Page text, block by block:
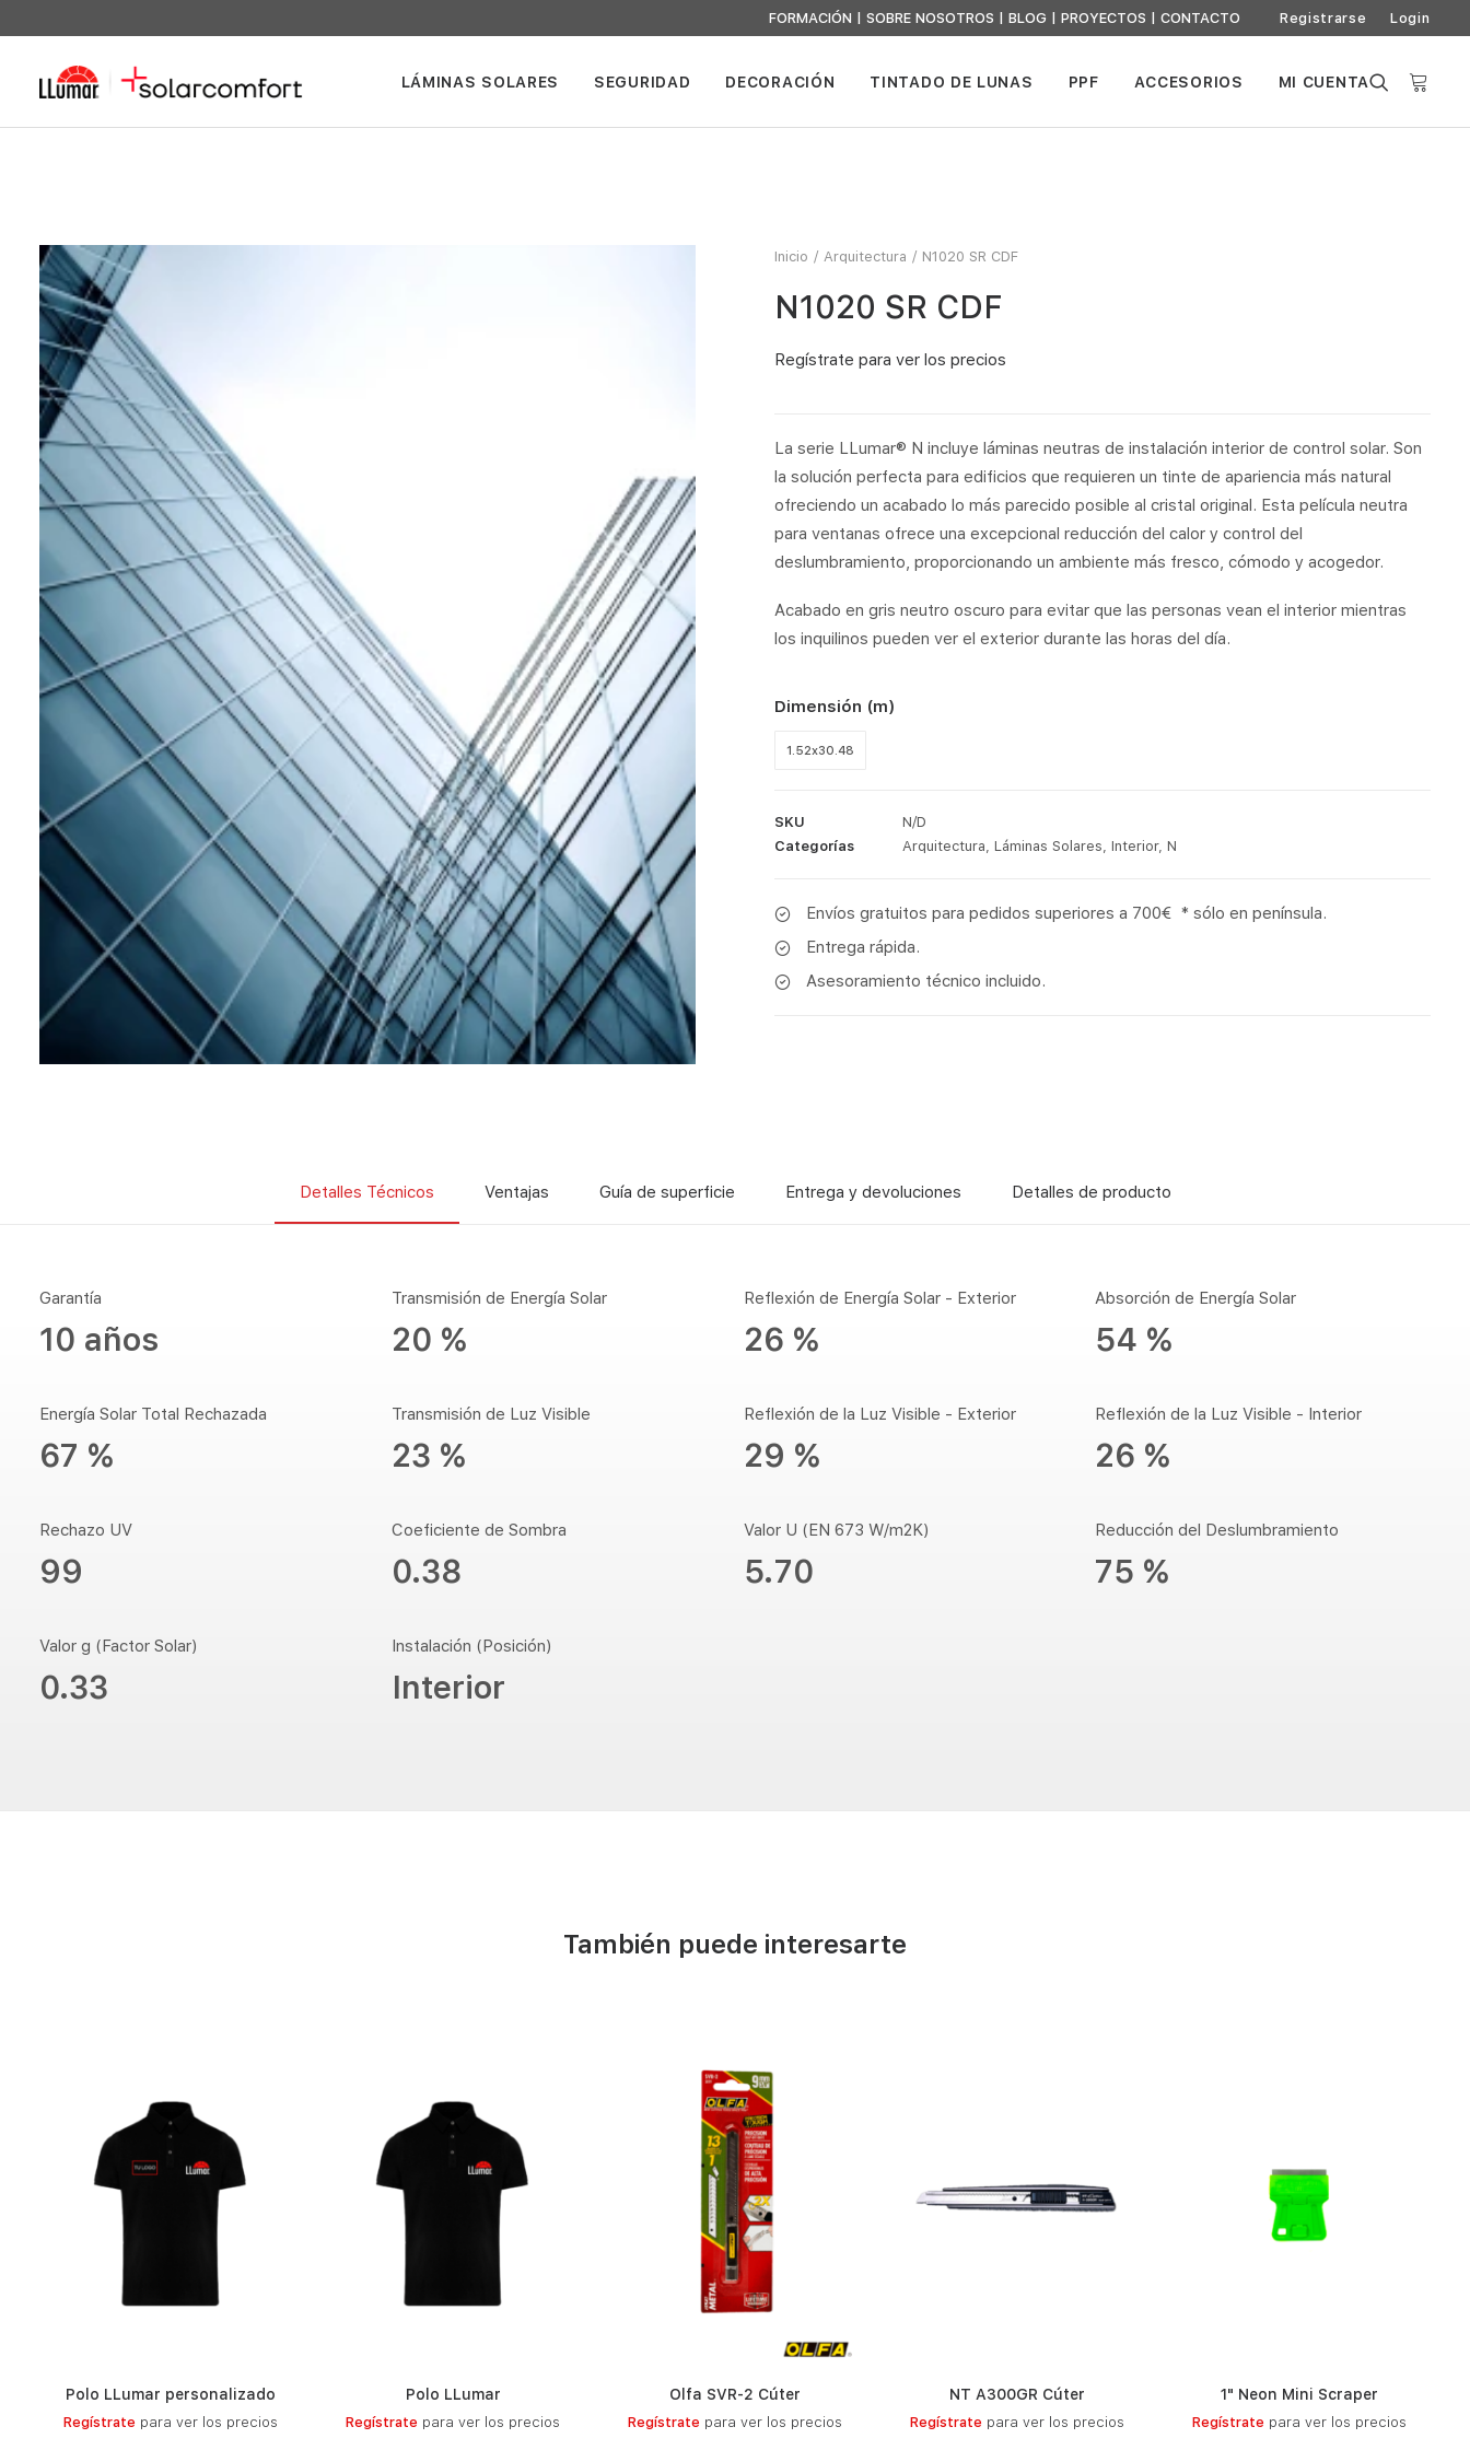
FORMACIÓN SOBRE NOSOTROS BLOG PROYECTOS CONTACTO Registrarse Login
LÁMINAS SOLARES SEGURIDAD DECORACIÓN TINTADO DE LUNAS PPF ACCESORIOS MI CUENTA
Inicio Arquitectura N1020 SR CDF
N1020 SR CDF
Regístrate para ver los precios
La serie LLumar® N incluye láminas neutras de instalación interior de control solar. Son
la solución perfecta para edificios que requieren un tinte de apariencia más natural
ofreciendo un acabado lo más parecido posible al cristal original. Esta película neutra
para ventanas ofrece una excepcional reducción del calor y control del
deslumbramiento, proporcionando un ambiente más fresco, cómodo y acogedor.
Acabado en gris neutro oscuro para evitar que las personas vean el interior mientras
los inquilinos pueden ver el exterior durante las horas del día.
Dimensión (m)
1.52x30.48
SKU
N/D
Categorías
Arquitectura, Láminas Solares, Interior, N
Envíos gratuitos para pedidos superiores a 700€ * sólo en península.
Entrega rápida.
Asesoramiento técnico incluido.
Detalles Técnicos Ventajas Guía de superficie Entrega y devoluciones Detalles de producto
Garantía
10 años
Transmisión de Energía Solar
20 %
Reflexión de Energía Solar - Exterior
26 %
Absorción de Energía Solar
54 %
Energía Solar Total Rechazada
67 %
Transmisión de Luz Visible
23 %
Reflexión de la Luz Visible - Exterior
29 %
Reflexión de la Luz Visible - Interior
26 %
Rechazo UV
99
Coeficiente de Sombra
0.38
Valor U (EN 673 W/m2K)
5.70
Reducción del Deslumbramiento
75 %
Valor g (Factor Solar)
0.33
Instalación (Posición)
Interior
También puede interesarte
Polo LLumar personalizado
Regístrate para ver los precios
Polo LLumar
Regístrate para ver los precios
Olfa SVR-2 Cúter
Regístrate para ver los precios
NT A300GR Cúter
Regístrate para ver los precios
1" Neon Mini Scraper
Regístrate para ver los precios